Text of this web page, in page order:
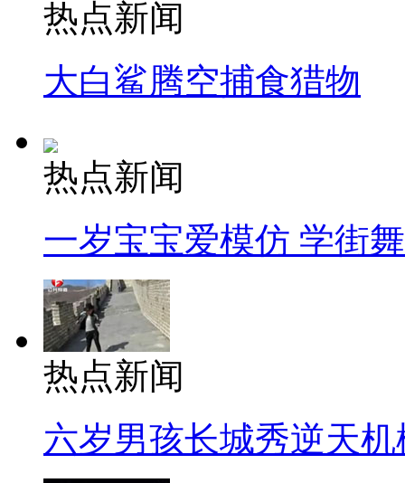
热点新闻
大白鲨腾空捕食猎物
热点新闻
一岁宝宝爱模仿 学街
热点新闻
六岁男孩长城秀逆天机